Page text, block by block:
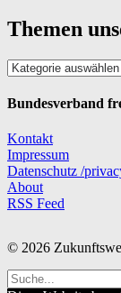
Themen
Themen
Kongresse
Bundesverband
Kontakt
Impressum
Datenschutz /
About
RSS Feed
© 2026